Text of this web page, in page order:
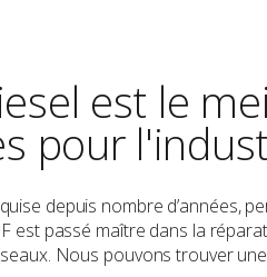
est le
pour
depuis nombre d’années,
est passé maître dans la
Nous pouvons trouver